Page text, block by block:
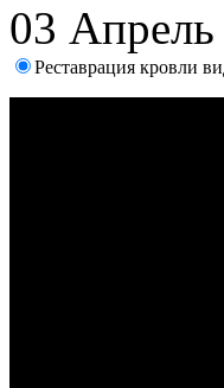
03
Реставрация кровли